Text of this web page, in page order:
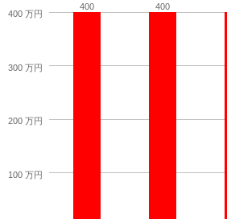
400 400
100 万円
200 万円
300 万円
400 万円